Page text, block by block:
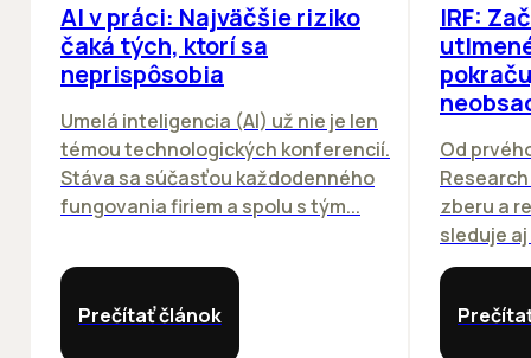
AI v práci: Najväčšie riziko
čaká tých, ktorí sa
neprispôsobia
Umelá inteligencia (AI) už nie je len
témou technologických konferencií.
Stáva sa súčasťou každodenného
fungovania firiem a spolu s tým...
Prečítať článok
IRF:
Od
zberu a
sleduje